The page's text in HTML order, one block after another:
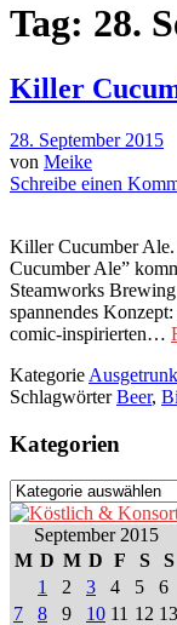
Tag: 28.
Killer
28. September 2015
von Meike
Schreibe einen
Killer Cucumber
Cucumber Ale”
Steamworks
spannendes
comic-inspirierten…
Kategorie
SchlagwörterBeer,
Kategorien
Kategorien
September 2015
M D M D F S
S
1
2 3 4 5
6
7
8 9 10 11 12 13